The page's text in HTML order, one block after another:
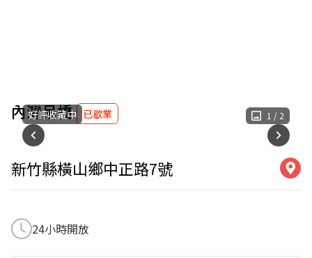
內灣吊橋 已歇業 1 / 2
好評收藏中
新竹縣橫山鄉中正路7號
24小時開放